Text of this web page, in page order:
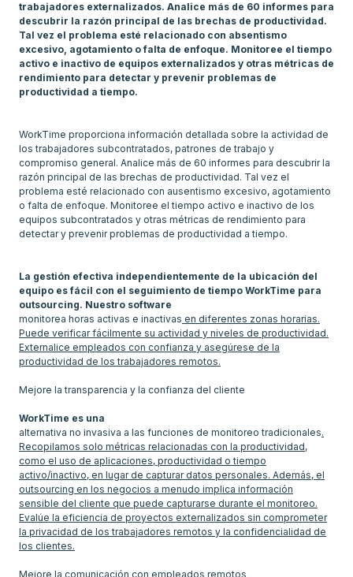
trabajadores externalizados. Analice más de 60 informes para
descubrir la razón principal de las brechas de productividad.
Tal vez el problema esté relacionado con absentismo
excesivo, agotamiento o falta de enfoque. Monitoree el tiempo
activo e inactivo de equipos externalizados y otras métricas de
rendimiento para detectar y prevenir problemas de
productividad a tiempo.
WorkTime proporciona información detallada sobre la actividad de
los trabajadores subcontratados, patrones de trabajo y
compromiso general. Analice más de 60 informes para descubrir la
razón principal de las brechas de productividad. Tal vez el
problema esté relacionado con ausentismo excesivo, agotamiento
o falta de enfoque. Monitoree el tiempo activo e inactivo de los
equipos subcontratados y otras métricas de rendimiento para
detectar y prevenir problemas de productividad a tiempo.
La gestión efectiva independientemente de la ubicación del
equipo es fácil con el seguimiento de tiempo WorkTime para
outsourcing. Nuestro software
monitorea horas activas e inactivas en diferentes zonas horarias.
Puede verificar fácilmente su actividad y niveles de productividad.
Externalice empleados con confianza y asegúrese de la
productividad de los trabajadores remotos.
Mejore la transparencia y la confianza del cliente
WorkTime es una
alternativa no invasiva a las funciones de monitoreo tradicionales.
Recopilamos solo métricas relacionadas con la productividad,
como el uso de aplicaciones, productividad o tiempo
activo/inactivo, en lugar de capturar datos personales. Además, el
outsourcing en los negocios a menudo implica información
sensible del cliente que puede capturarse durante el monitoreo.
Evalúe la eficiencia de proyectos externalizados sin comprometer
la privacidad de los trabajadores remotos y la confidencialidad de
los clientes.
Mejore la comunicación con empleados remotos